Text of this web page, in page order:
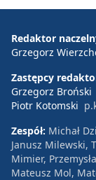
Redaktor
Grzegorz
Zastępcy
Grzegorz Broński
Piotr Kotomski
Zespół: Michał
Janusz Milewski,
Mimier,
Mateusz Mol,